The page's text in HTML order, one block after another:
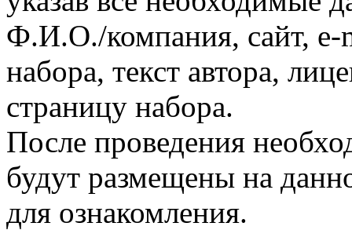
Ф.И.О./компания, сайт, e-
набора, текст автора,
страницу набора.
После проведения
будут размещены на
для ознакомления.